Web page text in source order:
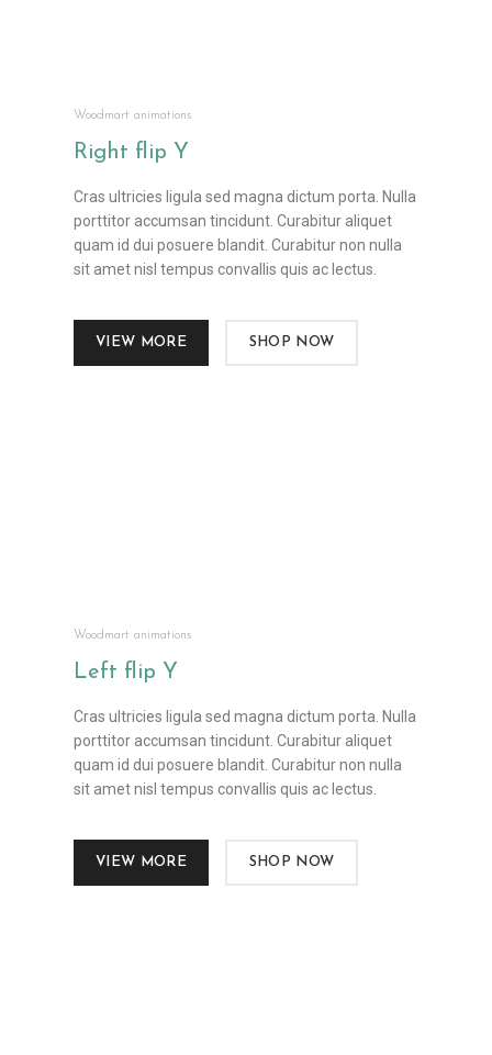
Woodmart animations
Right flip Y
Cras ultricies ligula sed magna dictum porta. Nulla
porttitor accumsan tincidunt. Curabitur aliquet
quam id dui posuere blandit. Curabitur non nulla
sit amet nisl tempus convallis quis ac lectus.
VIEW MORE SHOP NOW
Woodmart animations
Left flip Y
Cras ultricies ligula sed magna dictum porta. Nulla
porttitor accumsan tincidunt. Curabitur aliquet
quam id dui posuere blandit. Curabitur non nulla
sit amet nisl tempus convallis quis ac lectus.
VIEW MORE SHOP NOW